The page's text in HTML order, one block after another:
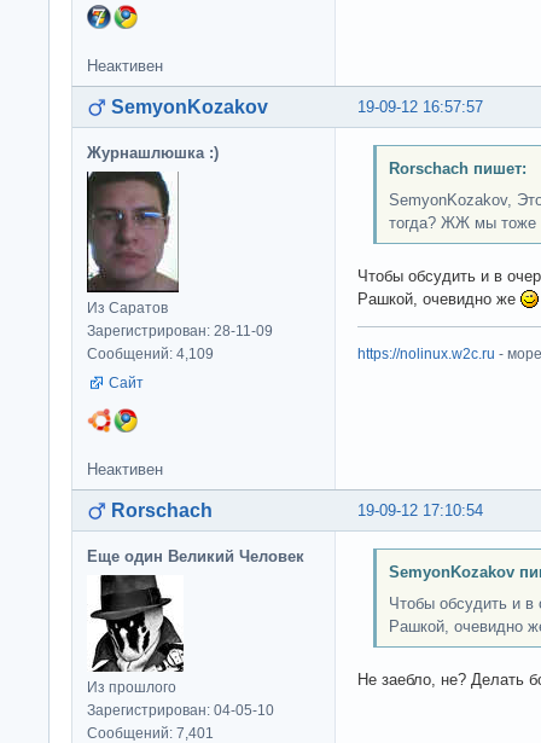
Неактивен
19-09-12 16:57:57
SemyonKozakov
Журнашлюшка :)
Из Саратов
Зарегистрирован: 28-11-09
Сообщений: 4,109
Сайт
Rorschach пишет:
SemyonKozakov,
тогда? ЖЖ мы тоже
Чтобы обсудить и в
Рашкой, очевидно же
https://nolinux.w2c.ru -
Неактивен
19-09-12 17:10:54
Rorschach
Еще один Великий Человек
Из прошлого
Зарегистрирован: 04-05-10
Сообщений: 7,401
SemyonKozakov
Чтобы обсудить и в
Рашкой, очевидно
Не заебло, не? Делать